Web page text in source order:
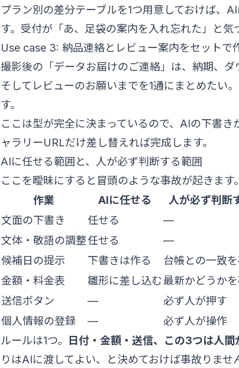
プラン別の差分テーブルを1つ用意しておけば、
す。受付が「あ、足袋の案内を入れ忘れた」と気
Use case 3: 納品連絡とレビュー案内をセットで
撮影後の「データお届けのご連絡」は、納期、
そしてレビューのお願いまでを1通にまとめたい
す。
ここは型が完全に決まっているので、AIの下書
ャラリーURLだけ差し替えれば完成します。
AIに任せる範囲と、人が必ず判断する範囲
ここを曖昧にすると冒頭のような事故が起きます
作業
AIに任せる
人が必ず判断
文面の下書き
任せる
—
文体・敬語の調整任せる
—
候補日の提示
下書きは作る
台帳との一致
金額・料金表
雛形に差し込む最新かどうか
送信ボタン
—
必ず人が押す
個人情報の登録
—
必ず人が操作
ルールは1つ。
日付・金額・送信、この3つは人間
りはAIに渡してよい、と決めておけば事故りま